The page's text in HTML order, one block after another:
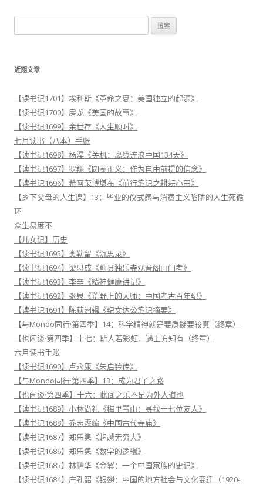
索
近期文章
【读书记1701】埃利斯《革命之夏：美国独立的起源》
【读书记1700】房龙《美国的故事》
【读书记1699】余世存《人生顺时》
七月读书（八本）手账
【读书记1698】杨淏《关机：离线流浪中国134天》
【读书记1697】罗翔《圆圈正义：作为自由前提的信念》
【读书记1696】希阿荣博堪布《前行笔记之耕耘心田》
【乡下父母的人生课】13：毕业的仪式感与消费主义陷阱的人生死循
环
众生易度不
【儿女记】历史
【读书记1695】奥勒留《沉思录》
【读书记1694】梁思成《蓟县独乐寺观音阁山门考》
【读书记1693】李辛《精神健康讲记》
【读书记1692】张泉《荒野上的大师：中国考古百年纪》
【读书记1691】陈荻洲辑《纪文达公笔记摘要》
【与Mondo同行·第四季】14：科学精神就是要质疑要较真（终章）
【也闲谈·第四季】十七：斯人若彩虹，遇上方知有（终章）
六月读书手账
【读书记1690】卢永康《朱启钤传》
【与Mondo同行·第四季】13：成为君子之路
【也闲谈·第四季】十六：此间之乐不足为外人道也
【读书记1689】小林尚礼《梅里雪山：寻找十七位友人》
【读书记1688】乔志霞编《中国古代寺庙》
【读书记1687】郑乐隽《超越无穷大》
【读书记1686】郑乐隽《数学的逻辑》
【读书记1685】林耀华《金翼：一个中国家族的史记》
【读书记1684】庄孔韶《银翅：中国的地方社会与文化变迁（1920-